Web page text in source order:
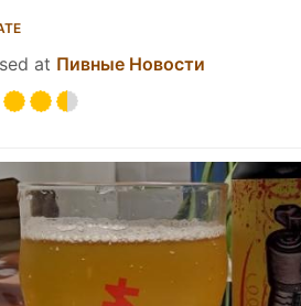
at Пивные Новости